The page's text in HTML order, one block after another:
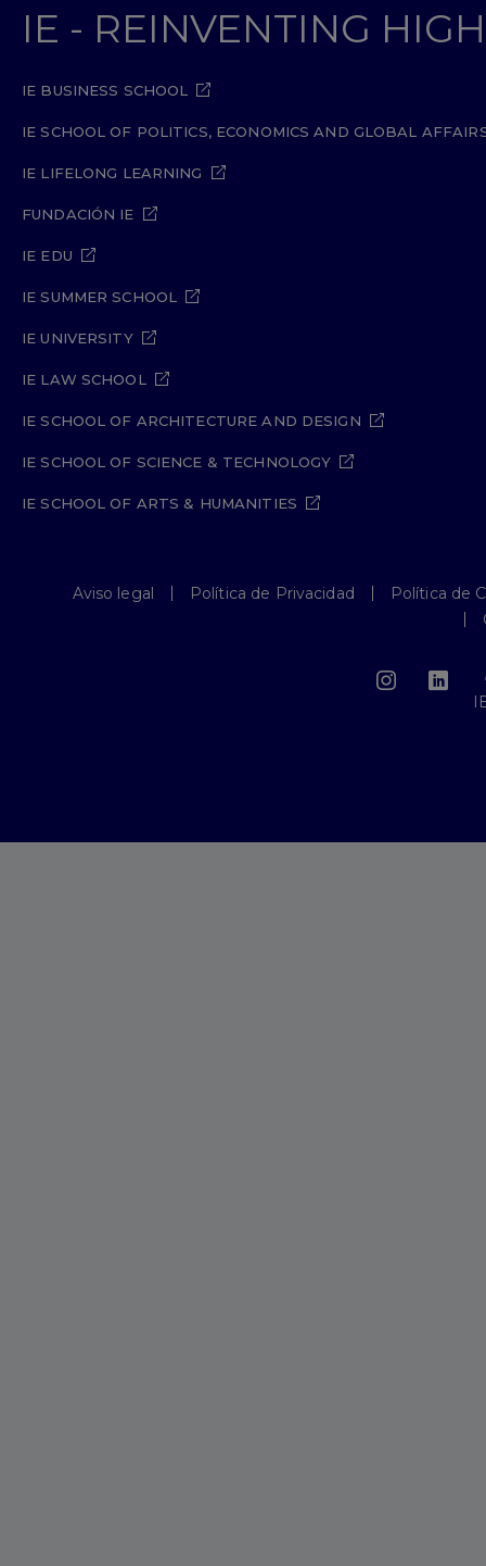
IE - REINVENTING
IE BUSINESS SCHOOL
IE SCHOOL OF POLITICS, ECONOMICS AND GLOBAL
IE LIFELONG LEARNING
FUNDACIÓN IE
IE EDU
IE SUMMER SCHOOL
IE UNIVERSITY
IE LAW SCHOOL
IE SCHOOL OF ARCHITECTURE AND DESIGN
IE SCHOOL OF SCIENCE & TECHNOLOGY
IE SCHOOL OF ARTS & HUMANITIES
Aviso legal Política de Privacidad
Política de